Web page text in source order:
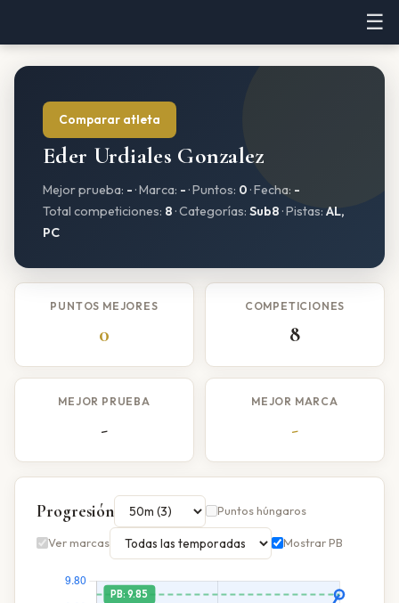
☰
Comparar atleta
Eder Urdiales Gonzalez
Mejor prueba: - · Marca: - · Puntos: 0 · Fecha: -
Total competiciones: 8 · Categorías: Sub8 · Pistas: AL,
PC
PUNTOS MEJORES
0
COMPETICIONES
8
MEJOR PRUEBA
-
MEJOR MARCA
-
Progresión Puntos húngaros
Ver marcas Mostrar PB